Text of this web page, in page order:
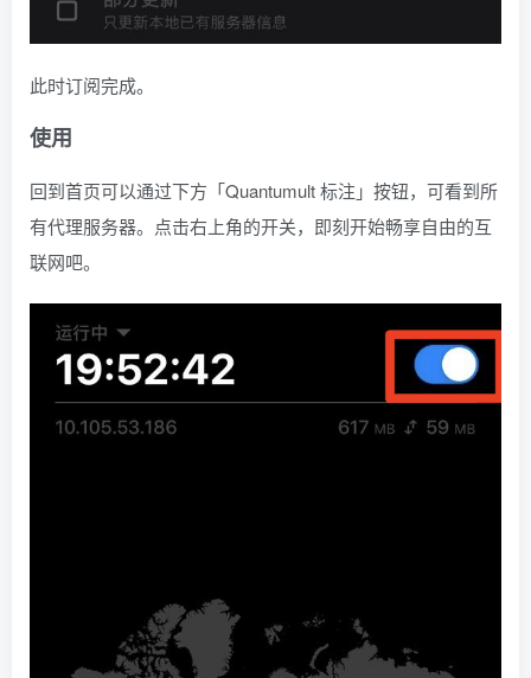
此时订阅完成。
使用
回到首页可以通过下方「Quantumult 标注」按钮，可看到所
有代理服务器。点击右上角的开关，即刻开始畅享自由的互
联网吧。